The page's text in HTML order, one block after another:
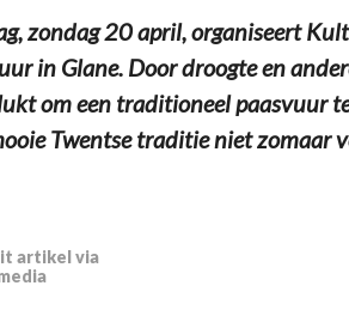
zondag 20 april, organiseert
in Glane. Door droogte en
om een traditioneel paasvuur
Twentse traditie niet zomaar
artikel via